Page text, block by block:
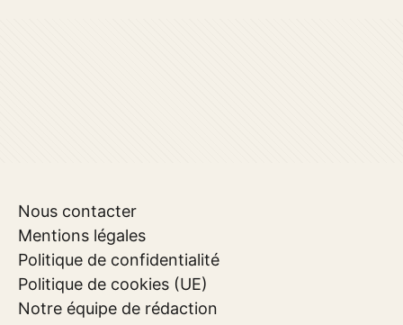
Nous contacter
Mentions légales
Politique de confidentialité
Politique de cookies (UE)
Notre équipe de rédaction